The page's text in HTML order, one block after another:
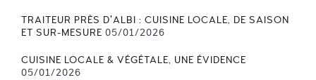
TRAITEUR PRÈS D’ALBI : CUISINE LOCALE, DE SAISON
ET SUR-MESURE 05/01/2026
CUISINE LOCALE & VÉGÉTALE, UNE ÉVIDENCE
05/01/2026